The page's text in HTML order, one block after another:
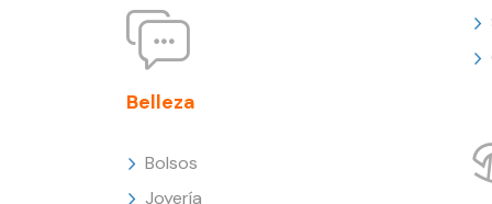
Belleza
Bolsos
Joyería